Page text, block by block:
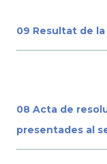
09 Resultat de
08 Acta de
presentades al